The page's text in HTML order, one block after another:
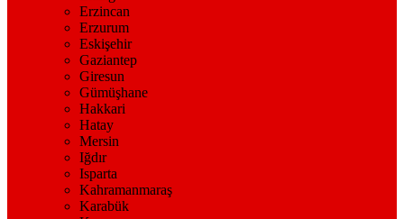
Erzincan
Erzurum
Eskişehir
Gaziantep
Giresun
Gümüşhane
Hakkari
Hatay
Mersin
Iğdır
Isparta
Kahramanmaraş
Karabük